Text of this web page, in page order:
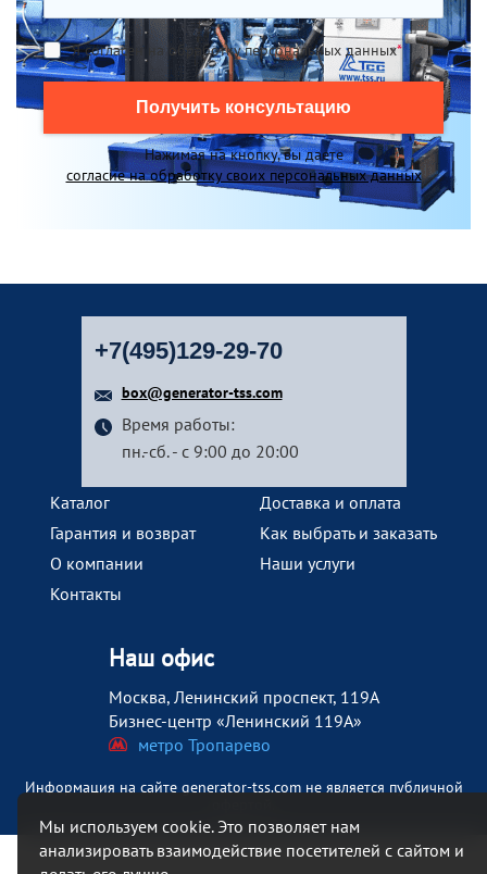
Я согласен на обработку персональных данных*
Получить консультацию
Нажимая на кнопку, вы даете
согласие на обработку своих персональных данных
+7(495)129-29-70
box@generator-tss.com
Время работы:
пн.-сб. - с 9:00 до 20:00
Каталог
Доставка и оплата
Гарантия и возврат
Как выбрать и заказать
О компании
Наши услуги
Контакты
Наш офис
Москва, Ленинский проспект, 119А
Бизнес-центр «Ленинский 119А»
метро Тропарево
Информация на сайте generator-tss.com не является публичной
Мы используем cookie. Это позволяет нам
анализировать взаимодействие посетителей с сайтом и